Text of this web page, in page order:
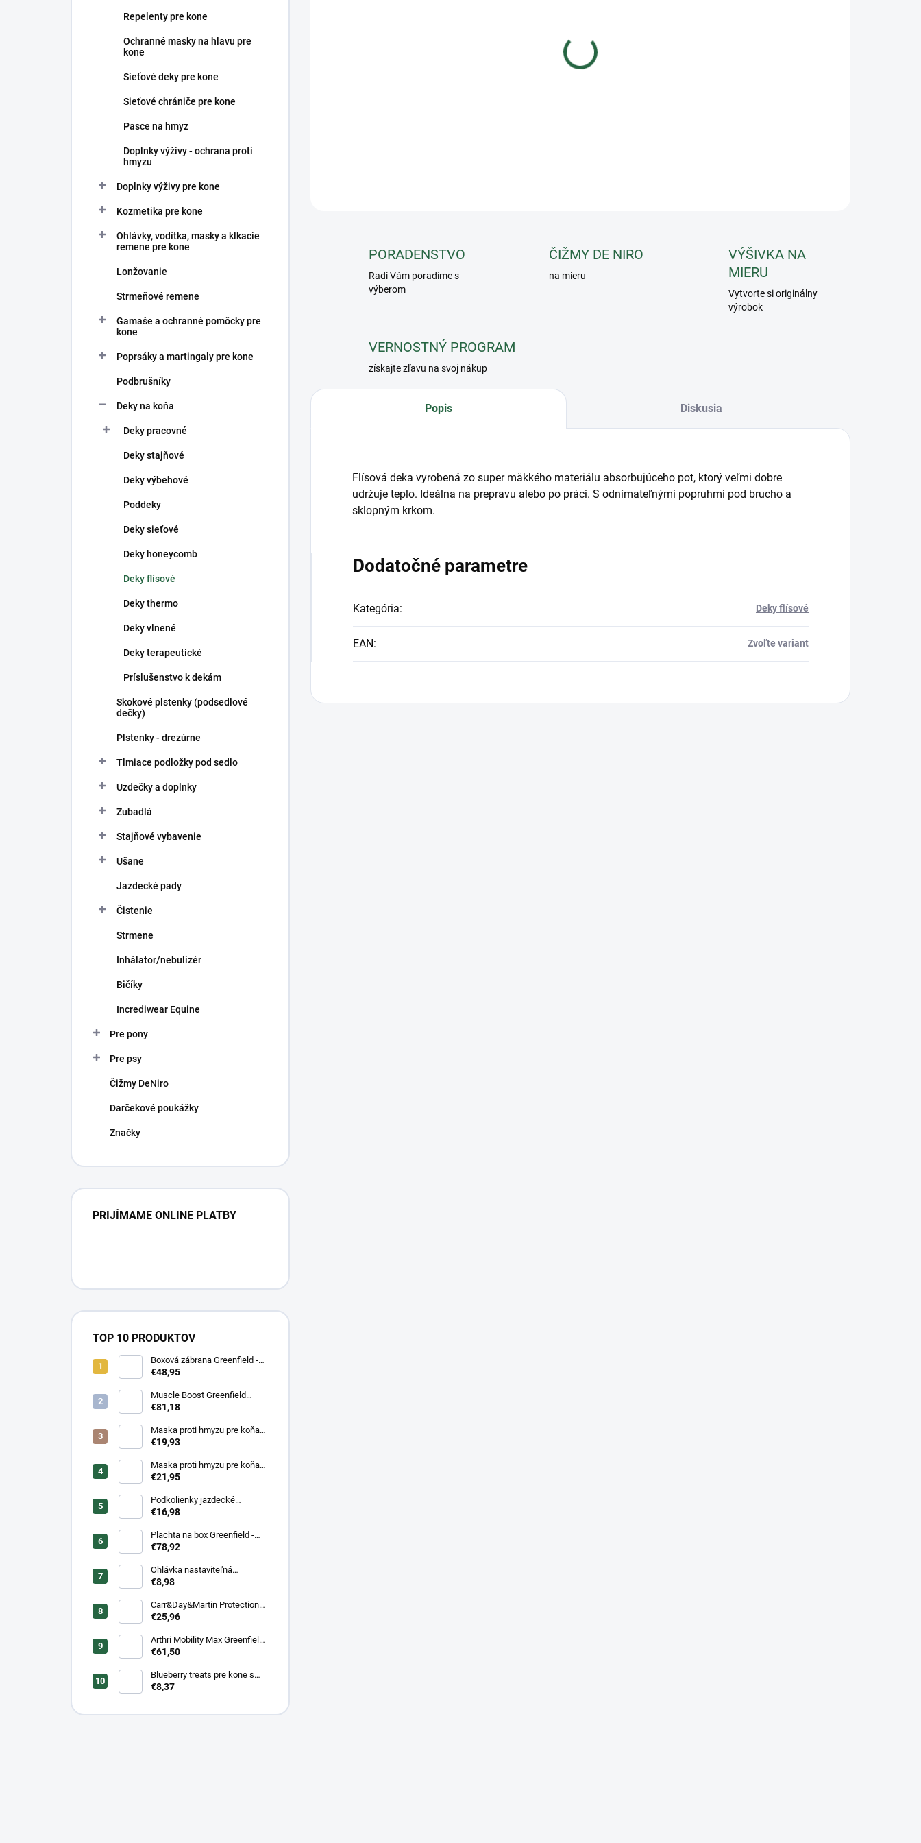
Repelenty pre kone
Ochranné masky na hlavu pre
kone
Sieťové deky pre kone
Sieťové chrániče pre kone
Pasce na hmyz
Doplnky výživy - ochrana proti
hmyzu
Doplnky výživy pre kone
Kozmetika pre kone
Ohlávky, vodítka, masky a klkacie
remene pre kone
Lonžovanie
Strmeňové remene
Gamaše a ochranné pomôcky pre
kone
Poprsáky a martingaly pre kone
Podbrušníky
Deky na koňa
Deky pracovné
Deky stajňové
Deky výbehové
Poddeky
Deky sieťové
Deky honeycomb
Deky flísové
Deky thermo
Deky vlnené
Deky terapeutické
Príslušenstvo k dekám
Skokové plstenky (podsedlové
dečky)
Plstenky - drezúrne
Tlmiace podložky pod sedlo
Uzdečky a doplnky
Zubadlá
Stajňové vybavenie
Ušane
Jazdecké pady
Čistenie
Strmene
Inhálator/nebulizér
Bičíky
Incrediwear Equine
Pre pony
Pre psy
Čižmy DeNiro
Darčekové poukážky
Značky
PRIJÍMAME ONLINE PLATBY
TOP 10 PRODUKTOV
Boxová zábrana Greenfield -
modrá/modrá -
€48,95
Muscle Boost Greenfield
Equine 1,5 kg – DUO PACK
€81,18
Maska proti hmyzu pre koňa
strečová Waldhausen
€19,93
Maska proti hmyzu pre koňa
strečová Waldhausen s
€21,95
Podkolienky jazdecké
Makebe Pro Rider
€16,98
Plachta na box Greenfield -
modrá/modrá -
€78,92
Ohlávka nastaviteľná
Greenfield pre žriebätá
€8,98
Carr&Day&Martin Protection
Plus, balenie 500ml
€25,96
Arthri Mobility Max Greenfield
Equine s mrkvovou príchuťou -
kone 1 kg/ 3 kg
€61,50
Blueberry treats pre kone s
čučoriedkou a banánom 1 kg
€8,37
PORADENSTVO
Radi Vám poradíme s
výberom
ČIŽMY DE NIRO
na mieru
VÝŠIVKA NA
MIERU
Vytvorte si originálny
výrobok
VERNOSTNÝ PROGRAM
získajte zľavu na svoj nákup
Popis Diskusia
Flísová deka vyrobená zo super mäkkého materiálu absorbujúceho pot, ktorý veľmi dobre
udržuje teplo. Ideálna na prepravu alebo po práci. S odnímateľnými popruhmi pod brucho a
sklopným krkom.
Dodatočné parametre
Kategória: Deky flísové
EAN: Zvoľte variant